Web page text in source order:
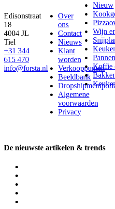
Edisonstraat
18
4004 JL
Tiel
+31 344
615 470
info@forsta.nl
Over
ons
Contact
Nieuws
Klant
worden
Verkooppunten
Beeldbank
Algemene
voorwaarden
Privacy
Nieuw
Wijn
Koffie
De nieuwste artikelen & trends